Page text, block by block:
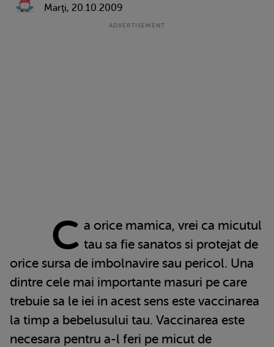
Marţi, 20.10.2009
C a orice mamica, vrei ca micutul
tau sa fie sanatos si protejat de
orice sursa de imbolnavire sau pericol. Una
dintre cele mai importante masuri pe care
trebuie sa le iei in acest sens este vaccinarea
la timp a bebelusului tau. Vaccinarea este
necesara pentru a-l feri pe micut de